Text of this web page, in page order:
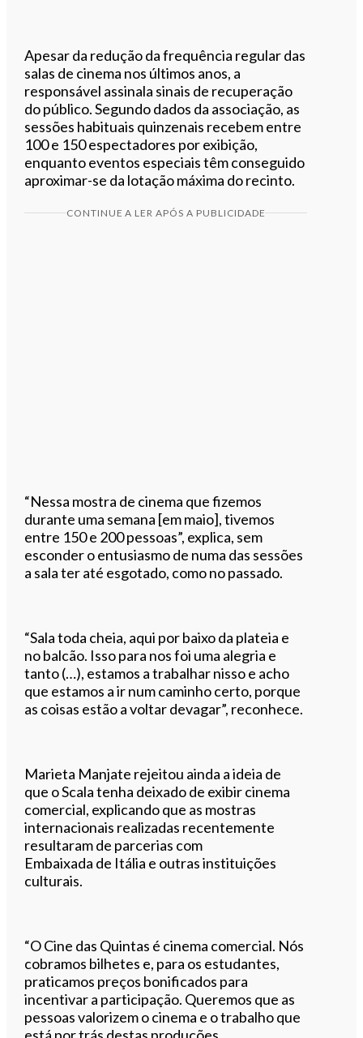
Apesar da redução da frequência regular das
salas de cinema nos últimos anos, a
responsável assinala sinais de recuperação
do público. Segundo dados da associação, as
sessões habituais quinzenais recebem entre
100 e 150 espectadores por exibição,
enquanto eventos especiais têm conseguido
aproximar-se da lotação máxima do recinto.
CONTINUE A LER APÓS A PUBLICIDADE
“Nessa mostra de cinema que fizemos
durante uma semana [em maio], tivemos
entre 150 e 200 pessoas”, explica, sem
esconder o entusiasmo de numa das sessões
a sala ter até esgotado, como no passado.
“Sala toda cheia, aqui por baixo da plateia e
no balcão. Isso para nos foi uma alegria e
tanto (…), estamos a trabalhar nisso e acho
que estamos a ir num caminho certo, porque
as coisas estão a voltar devagar”, reconhece.
Marieta Manjate rejeitou ainda a ideia de
que o Scala tenha deixado de exibir cinema
comercial, explicando que as mostras
internacionais realizadas recentemente
resultaram de parcerias com
Embaixada de Itália e outras instituições
culturais.
“O Cine das Quintas é cinema comercial. Nós
cobramos bilhetes e, para os estudantes,
praticamos preços bonificados para
incentivar a participação. Queremos que as
pessoas valorizem o cinema e o trabalho que